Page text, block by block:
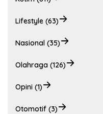
Lifestyle (63)
Nasional (35)
Olahraga (126)
Opini (1)
Otomotif (3)